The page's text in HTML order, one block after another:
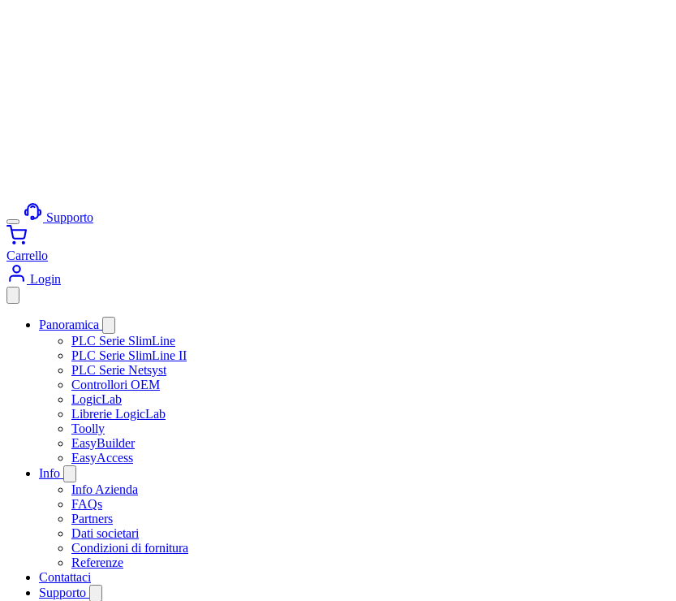
Supporto
Carrello
Login
Panoramica
PLC Serie SlimLine
PLC Serie SlimLine II
PLC Serie Netsyst
Controllori OEM
LogicLab
Librerie LogicLab
Toolly
EasyBuilder
EasyAccess
Info
Info Azienda
FAQs
Partners
Dati societari
Condizioni di fornitura
Referenze
Contattaci
Supporto